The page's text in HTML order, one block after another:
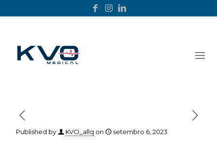
Published by KVO_allq on setembro 6, 2023